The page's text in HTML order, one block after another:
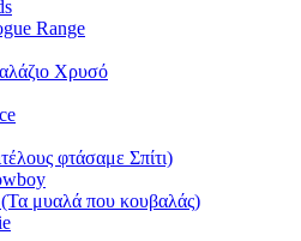
Range
Χρυσό
φτάσαμε Σπίτι)
μυαλά που κουβαλάς)